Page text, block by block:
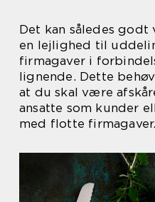
Det kan således
en lejlighed til
firmagaver i
lignende. Dette
at du skal være
ansatte som kunder
med flotte firmagaver.